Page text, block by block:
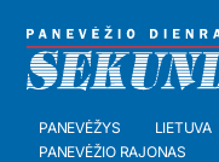
PANEVĖŽYS LIETUVA
PANEVĖŽIO RAJONAS